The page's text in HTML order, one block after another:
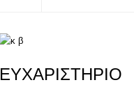
ΕΥΧΑΡΙΣΤΗΡΙΟ